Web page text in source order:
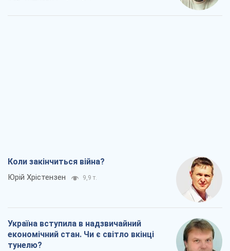
Коли закінчиться війна?
Юрій Хрістензен 9,9 т.
Україна вступила в надзвичайний
економічний стан. Чи є світло вкінці
тунелю?